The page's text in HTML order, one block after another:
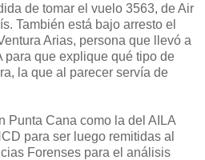
de tomar el vuelo 3563, de Air
También está bajo arresto el
Arias, persona que llevó a
para que explique qué tipo de
la que al parecer servía de
Punta Cana como la del AILA
para ser luego remitidas al
Forenses para el análisis